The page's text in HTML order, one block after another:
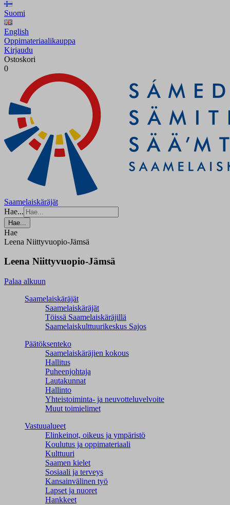
Suomi
English
Oppimateriaalikauppa
Kirjaudu
Ostoskori
0
Saamelaiskäräjät
Hae...
Hae...
Hae
Leena Niittyvuopio-Jämsä
Leena Niittyvuopio-Jämsä
Palaa alkuun
Saamelaiskäräjät
Saamelaiskäräjät
Töissä Saamelaiskäräjillä
Saamelaiskulttuuri­keskus Sajos
Päätöksenteko
Saamelaiskäräjien kokous
Hallitus
Puheenjohtaja
Lautakunnat
Hallinto
Yhteistoiminta- ja neuvotteluvelvoite
Muut toimielimet
Vastuualueet
Elinkeinot, oikeus ja ympäristö
Koulutus ja oppimateriaali
Kulttuuri
Saamen kielet
Sosiaali ja terveys
Kansainvälinen työ
Lapset ja nuoret
Hankkeet